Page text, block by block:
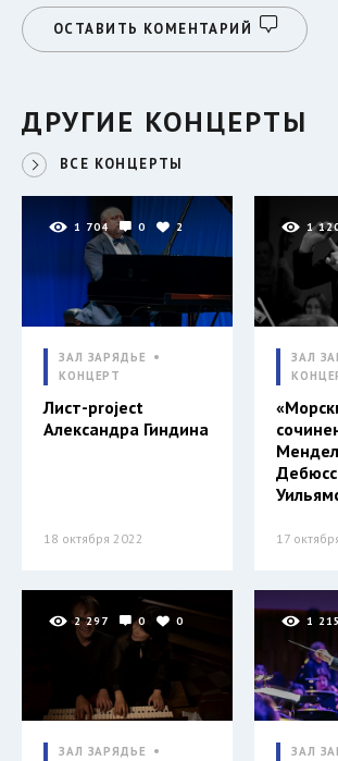
ОСТАВИТЬ КОМЕНТАРИЙ
ДРУГИЕ КОНЦЕРТЫ
ВСЕ КОНЦЕРТЫ
1 704 0 2
ЗАЛ ЗАРЯДЬЕ
КОНЦЕРТ
Лист-project
Александра Гиндина
18 октября 2022
1
ЗАЛ
17
2 297 0 0
ЗАЛ ЗАРЯДЬЕ
1 215
ЗАЛ